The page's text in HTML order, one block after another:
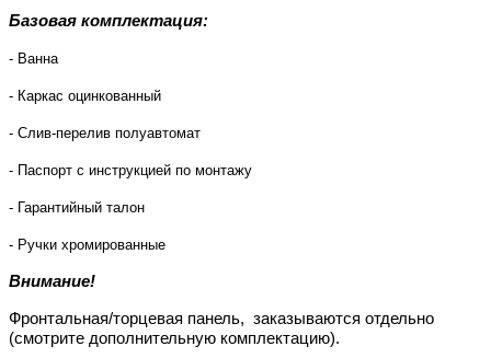
Базовая комплектация:
- Ванна
- Каркас оцинкованный
- Слив-перелив полуавтомат
- Паспорт с инструкцией по монтажу
- Гарантийный талон
- Ручки хромированные
Внимание!
Фронтальная/торцевая панель, заказываются отдельно
(смотрите дополнительную комплектацию).